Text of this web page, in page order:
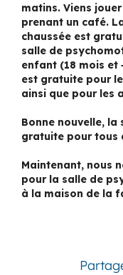
matins. Viens
prenant un café.
chaussée est
salle de
enfant (18 mois et
est gratuite pour
ainsi que pour les
Bonne nouvelle,
gratuite pour tous
Maintenant, nous
pour la salle de
à la maison de la